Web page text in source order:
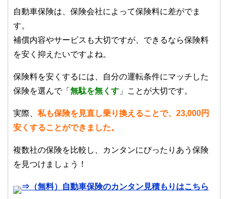
自動車保険は、保険会社によって保険料に差がでま
す。
補償内容やサービスも大切ですが、できるなら保険料
を安く抑えたいですよね。
保険料を安くするには、自分の運転条件にマッチした
保険を選んで「 無駄を無くす 」ことが大切です。
実際、 私も保険を見直し乗り換えることで、23,000円
安くすることができました。
複数社の保険を比較し、カンタンにぴったりあう保険
を見つけましょう！
⇒（無料）自動車保険のカンタン見積もりはこちら